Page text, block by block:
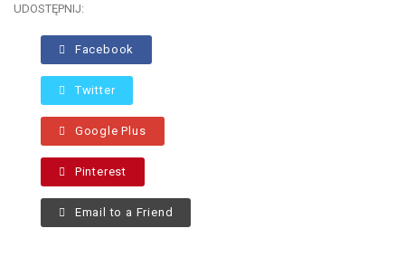
UDOSTĘPNIJ:
Facebook
Twitter
Google Plus
Pinterest
Email to a Friend